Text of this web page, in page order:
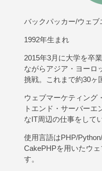
バックパッカー/ウェ
1992年生まれ
2015年3月に大学を卒
ながらアジア・ヨーロ
挑戦。これまで約30ヶ
ウェブマーケティング
トエンド・サーバーエ
なIT周辺の仕事をして
使用言語はPHP/
CakePHPを用いたウ
す。